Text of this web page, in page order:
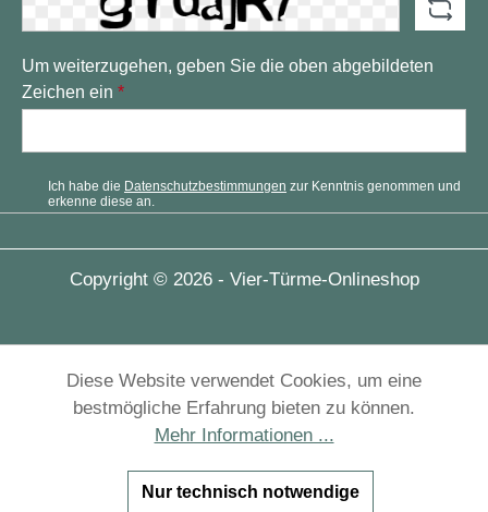
Um weiterzugehen, geben Sie die oben abgebildeten
Zeichen ein *
Ich habe die Datenschutzbestimmungen zur Kenntnis genommen und
erkenne diese an.
Copyright © 2026 - Vier-Türme-Onlineshop
Diese Website verwendet Cookies, um eine
bestmögliche Erfahrung bieten zu können.
Mehr Informationen ...
Nur technisch notwendige